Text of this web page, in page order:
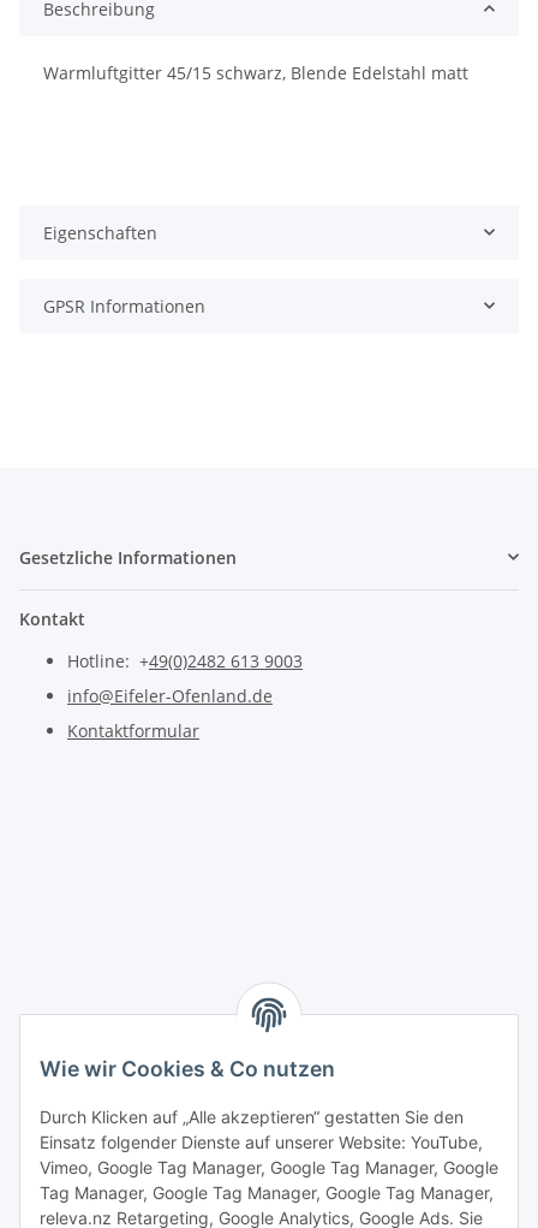
Beschreibung
Warmluftgitter 45/15 schwarz, Blende Edelstahl matt
Eigenschaften
GPSR Informationen
Gesetzliche Informationen
Kontakt
Hotline: +49(0)2482 613 9003
info@Eifeler-Ofenland.de
Kontaktformular
Wie wir Cookies & Co nutzen
Durch Klicken auf „Alle akzeptieren“ gestatten Sie den
Einsatz folgender Dienste auf unserer Website: YouTube,
Vimeo, Google Tag Manager, Google Tag Manager, Google
Tag Manager, Google Tag Manager, Google Tag Manager,
releva.nz Retargeting, Google Analytics, Google Ads. Sie